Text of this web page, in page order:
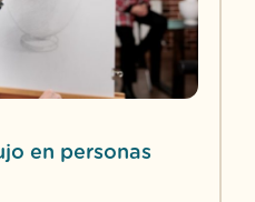
en personas